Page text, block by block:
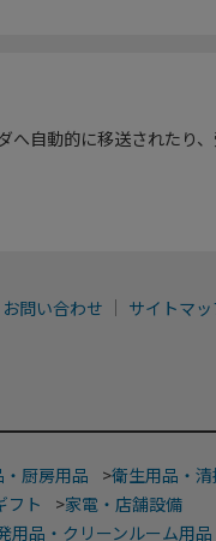
自動的に移送されたり、
お問い合わせ サイトマ
厨房用品 >衛生用品・
フト
>家電・店舗設備
用品・クリーンルーム用品